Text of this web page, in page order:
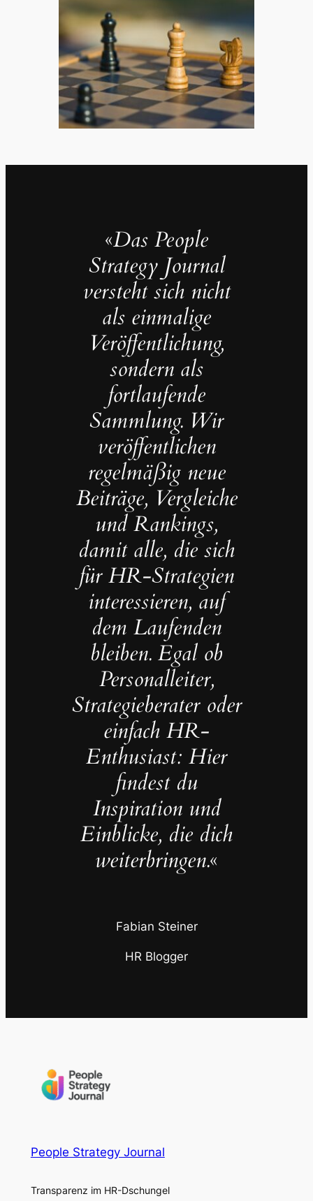
«Das People
Strategy Journal
versteht sich nicht
als einmalige
Veröffentlichung,
sondern als
fortlaufende
Sammlung. Wir
veröffentlichen
regelmäßig neue
Beiträge, Vergleiche
und Rankings,
damit alle, die sich
für HR-Strategien
interessieren, auf
dem Laufenden
bleiben. Egal ob
Personalleiter,
Strategieberater oder
einfach HR-
Enthusiast: Hier
findest du
Inspiration und
Einblicke, die dich
weiterbringen.«
Fabian Steiner
HR Blogger
People Strategy Journal
Transparenz im HR-Dschungel